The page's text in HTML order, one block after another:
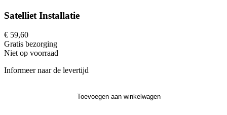
Satelliet Installatie
€ 59,60
Gratis bezorging
Niet op voorraad
Informeer naar de levertijd
Toevoegen aan winkelwagen